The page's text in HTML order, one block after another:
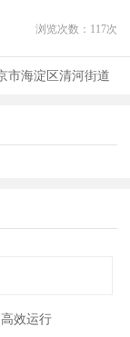
浏览次数： 117次
市海淀区清河街道
效运行